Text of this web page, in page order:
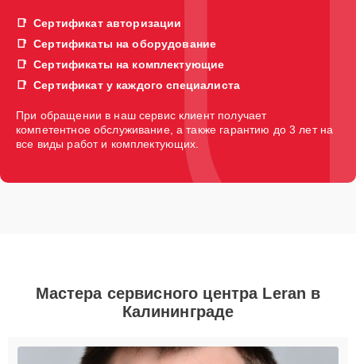
Сертификат авторизации
Сертификаты на оборудование
Сертификаты на комплектующие
Сертификат у каждого специалиста
При обращении в наш сервис клиент получает
компетентное обслуживание, а также гарантию до 3 лет на
все виды работ и комплектующих.
Мастера сервисного центра Leran в
Калининграде